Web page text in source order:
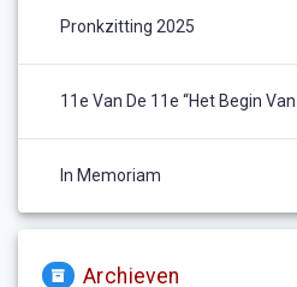
Pronkzitting 2025
11e Van De 11e “het Begin
In Memoriam
Archieven